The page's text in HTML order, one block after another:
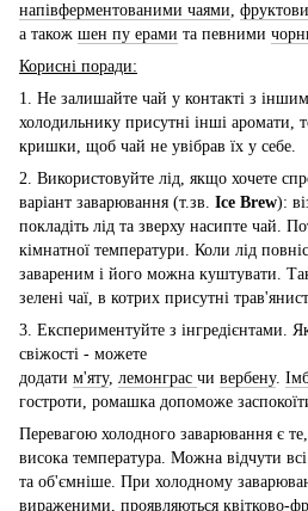
напівферментованими чаями,
а також шен пу ерами та певними
Корисні поради:
1. Не залишайте чай у контакті з
холодильнику присутні інші аромати,
кришки, щоб чай не увібрав їх у себе.
2. Використовуйте лід, якщо хочете
варіант заварювання (т.зв. Ice Brew):
покладіть лід та зверху насипте чай.
кімнатної температури. Коли лід
завареним і його можна куштувати.
зелені чаї, в котрих присутні
3. Експериментуйте з інгредієнтами.
свіжості - можете
додати м'яту, лемонграс чи вербену.
гостроти, ромашка допоможе
Перевагою холодного заварювання є
висока температура. Можна відчути
та об'ємніше. При холодному
вираженими, проявляються квітково-